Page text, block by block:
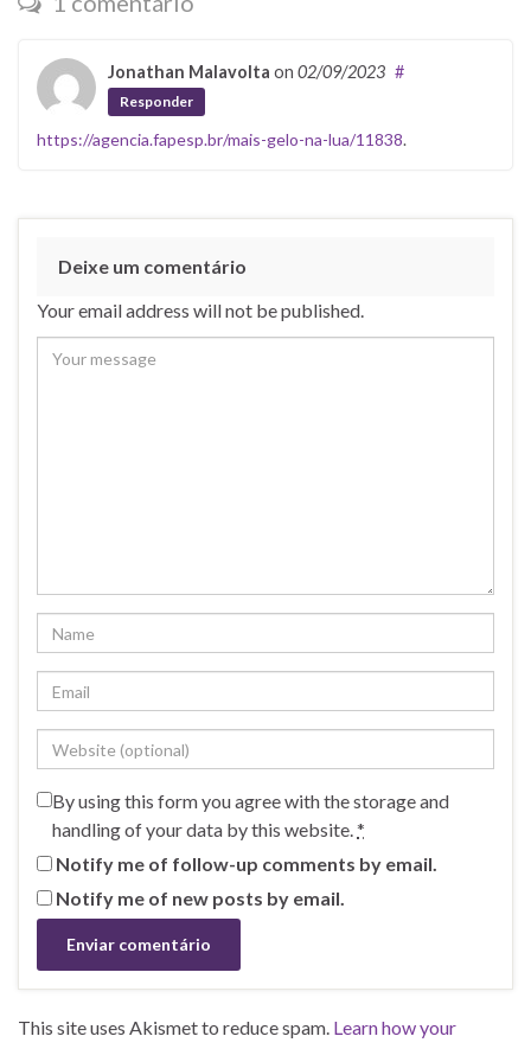
Jonathan Malavolta on 02/09/2023 #
Responder
https://agencia.fapesp.br/mais-gelo-na-lua/11838.
Deixe um comentário
Your email address will not be published.
By using this form you agree with the storage and
handling of your data by this website.*
Notify me of follow-up comments by email.
Notify me of new posts by email.
This site uses Akismet to reduce spam. Learn how your